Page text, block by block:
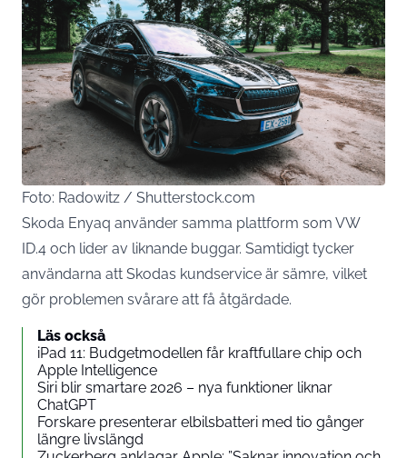
Foto: Radowitz / Shutterstock.com
Skoda Enyaq använder samma plattform som VW
ID.4 och lider av liknande buggar. Samtidigt tycker
användarna att Skodas kundservice är sämre, vilket
gör problemen svårare att få åtgärdade.
Läs också
iPad 11: Budgetmodellen får kraftfullare chip och
Apple Intelligence
Siri blir smartare 2026 – nya funktioner liknar
ChatGPT
Forskare presenterar elbilsbatteri med tio gånger
längre livslängd